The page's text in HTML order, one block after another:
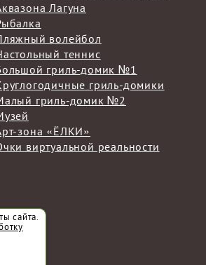
Лагуна
волейбол
теннис
гриль-домик №1
гриль-домики
гриль-домик №2
зона «ЁЛКИ»
виртуальной реальности
сайта.